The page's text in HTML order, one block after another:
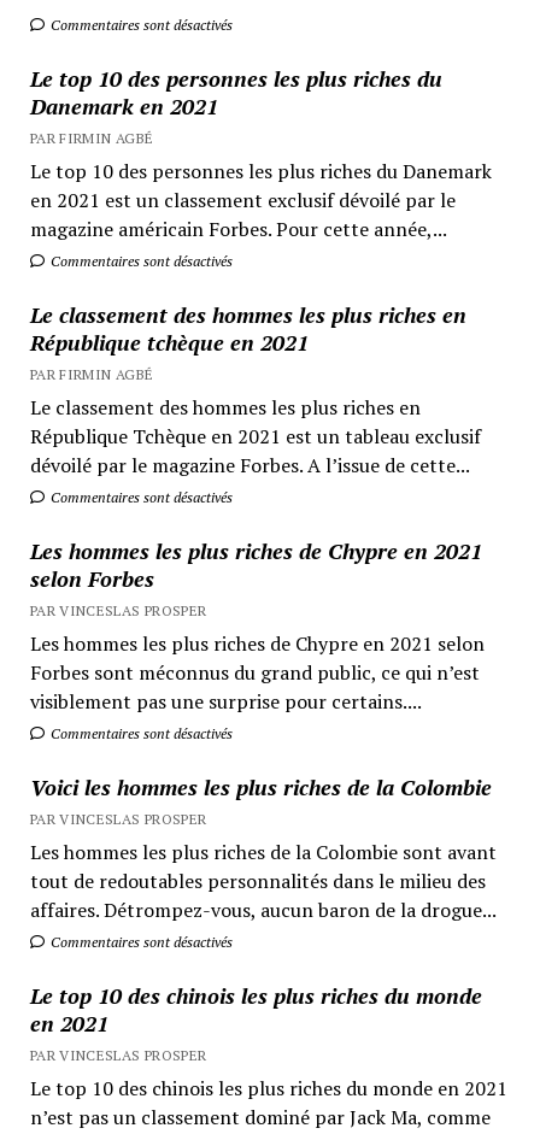
Commentaires sont désactivés
Le top 10 des personnes les plus riches du
Danemark en 2021
PAR FIRMIN AGBÉ
Le top 10 des personnes les plus riches du Danemark
en 2021 est un classement exclusif dévoilé par le
magazine américain Forbes. Pour cette année,...
Commentaires sont désactivés
Le classement des hommes les plus riches en
République tchèque en 2021
PAR FIRMIN AGBÉ
Le classement des hommes les plus riches en
République Tchèque en 2021 est un tableau exclusif
dévoilé par le magazine Forbes. A l’issue de cette...
Commentaires sont désactivés
Les hommes les plus riches de Chypre en 2021
selon Forbes
PAR VINCESLAS PROSPER
Les hommes les plus riches de Chypre en 2021 selon
Forbes sont méconnus du grand public, ce qui n’est
visiblement pas une surprise pour certains....
Commentaires sont désactivés
Voici les hommes les plus riches de la Colombie
PAR VINCESLAS PROSPER
Les hommes les plus riches de la Colombie sont avant
tout de redoutables personnalités dans le milieu des
affaires. Détrompez-vous, aucun baron de la drogue...
Commentaires sont désactivés
Le top 10 des chinois les plus riches du monde
en 2021
PAR VINCESLAS PROSPER
Le top 10 des chinois les plus riches du monde en 2021
n’est pas un classement dominé par Jack Ma, comme